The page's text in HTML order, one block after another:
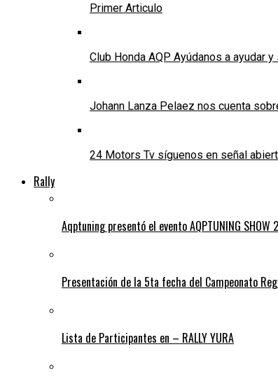
Primer Articulo
Club Honda AQP Ayúdanos a ayudar
Johann Lanza Pelaez nos cuenta
24 Motors Tv síguenos en señal
Rally
Aqptuning presentó el evento AQPTUNING
Presentación de la 5ta fecha del Campeonato
Lista de Participantes en – RALLY YURA